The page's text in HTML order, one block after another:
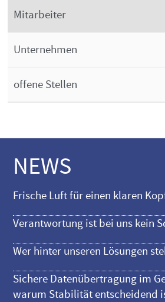
Mitarbeiter
Unternehmen
offene Stellen
NEWS
Frische Luft für einen klaren
Verantwortung ist bei uns kein
Wer hinter unseren Lösungen
Sichere Datenübertragung im
warum Stabilität entscheidend